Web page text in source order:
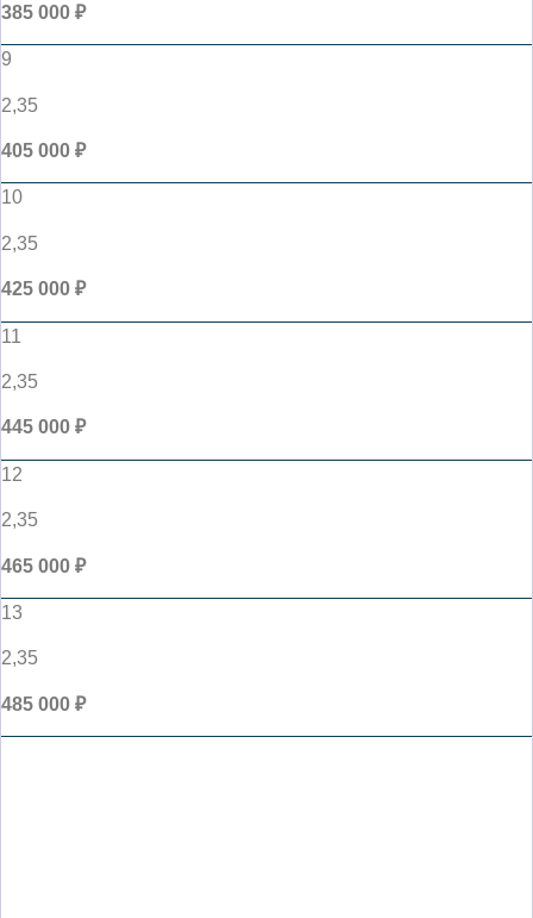
385 000 ₽
9
2,35
405 000 ₽
10
2,35
425 000 ₽
11
2,35
445 000 ₽
12
2,35
465 000 ₽
13
2,35
485 000 ₽